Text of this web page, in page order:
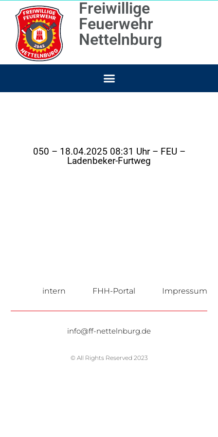
Freiwillige
Feuerwehr
Nettelnburg
050 – 18.04.2025 08:31 Uhr – FEU –
Ladenbeker-Furtweg
intern FHH-Portal Impressum
info@ff-nettelnburg.de
© All Rights Reserved 2023